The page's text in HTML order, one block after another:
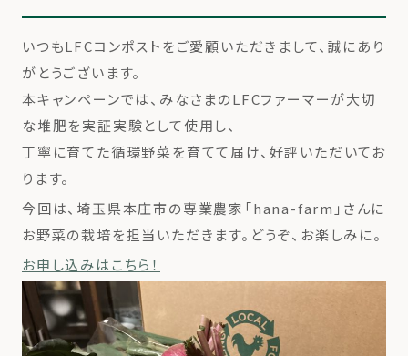
いつもLFCコンポストをご愛顧いただきまして、誠にあり
がとうございます。
本キャンペーンでは、みなさまのLFCファーマーが大切
な堆肥を実証実験として使用し、
丁寧に育てた循環野菜を育てて届け、好評いただいてお
ります。
今回は、埼玉県本庄市の専業農家「hana-farm」さんに
お野菜の栽培を担当いただきます。どうぞ、お楽しみに。
お申し込みはこちら！